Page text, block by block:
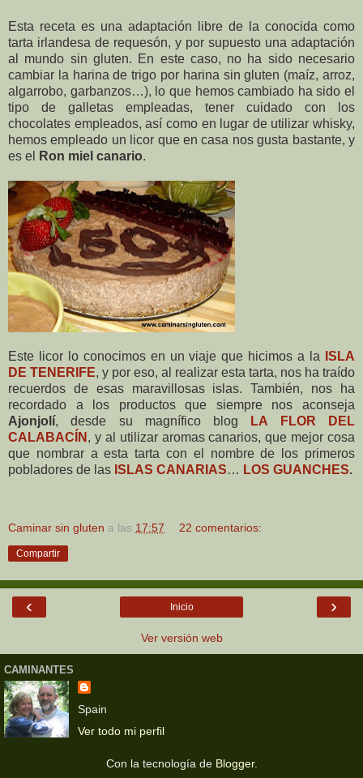
Esta receta es una adaptación libre de la conocida como
tarta irlandesa de requesón, y por supuesto una adaptación
al mundo sin gluten. En este caso, no ha sido necesario
cambiar la harina de trigo por harina sin gluten (maíz, arroz,
algarrobo, garbanzos…), lo que hemos cambiado ha sido el
tipo de galletas empleadas, tener cuidado con los
chocolates empleados, así como en lugar de utilizar whisky,
hemos empleado un licor que en casa nos gusta bastante, y
es el
Ron miel canario.
Este licor lo conocimos en un viaje que hicimos a la
ISLA
DE TENERIFE, y por eso, al realizar esta tarta, nos ha traído
recuerdos de esas maravillosas islas. También, nos ha
recordado a los productos que siempre nos aconseja
Ajonjolí, desde su magnífico blog
LA FLOR DEL
CALABACÍN , y al utilizar aromas canarios, que mejor cosa
que nombrar a esta tarta con el nombre de los primeros
pobladores de las ISLAS CANARIAS… LOS GUANCHES.
Caminar sin gluten a las 17:57 22 comentarios:
Compartir
‹ ›
Inicio
Ver versión web
CAMINANTES
Spain
Ver todo mi perfil
Con la tecnología de Blogger.